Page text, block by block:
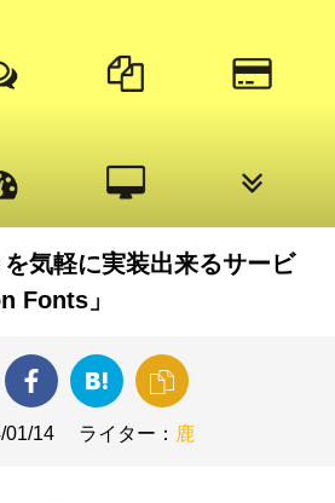
気軽に実装出来るサービ
Fonts」
01/14 ライター： 鹿